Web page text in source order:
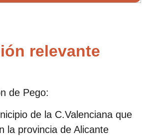
relevante
de Pego:
de la C.Valenciana que
la provincia de Alicante